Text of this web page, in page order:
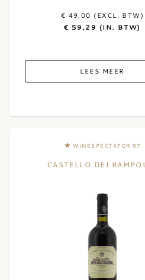
€ 49,00 (EXCL. BTW)
€ 59,29 (IN. BTW)
LEES MEER
WINESPECTATOR 97
CASTELLO DEI